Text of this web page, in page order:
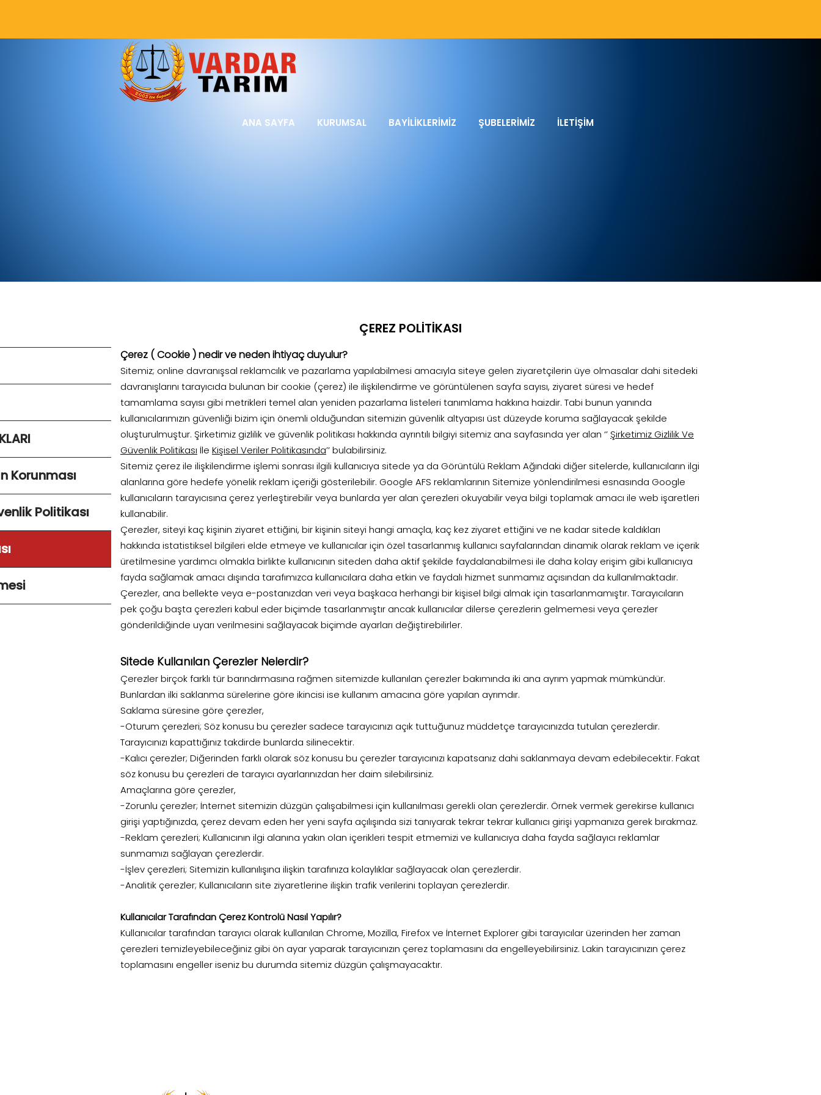
ANA SAYFA KURUMSAL BAYİLİKLERİMİZ ŞUBELERİMİZ İLETİŞİM
Korunması
Politikası
ÇEREZ POLİTİKASI
Çerez ( Cookie ) nedir ve neden ihtiyaç duyulur?
Sitemiz; online davranışsal reklamcılık ve pazarlama yapılabilmesi amacıyla siteye gelen ziyaretçilerin üye olmasalar dahi sitedeki
davranışlarını tarayıcıda bulunan bir cookie (çerez) ile ilişkilendirme ve görüntülenen sayfa sayısı, ziyaret süresi ve hedef
tamamlama sayısı gibi metrikleri temel alan yeniden pazarlama listeleri tanımlama hakkına haizdir. Tabi bunun yanında
kullanıcılarımızın güvenliği bizim için önemli olduğundan sitemizin güvenlik altyapısı üst düzeyde koruma sağlayacak şekilde
oluşturulmuştur. Şirketimiz gizlilik ve güvenlik politikası hakkında ayrıntılı bilgiyi sitemiz ana sayfasında yer alan ‘’ Şirketimiz Gizlilik Ve
Güvenlik Politikası İle Kişisel Veriler Politikasında’’ bulabilirsiniz.
Sitemiz çerez ile ilişkilendirme işlemi sonrası ilgili kullanıcıya sitede ya da Görüntülü Reklam Ağındaki diğer sitelerde, kullanıcıların ilgi
alanlarına göre hedefe yönelik reklam içeriği gösterilebilir. Google AFS reklamlarının Sitemize yönlendirilmesi esnasında Google
kullanıcıların tarayıcısına çerez yerleştirebilir veya bunlarda yer alan çerezleri okuyabilir veya bilgi toplamak amacı ile web işaretleri
kullanabilir.
Çerezler, siteyi kaç kişinin ziyaret ettiğini, bir kişinin siteyi hangi amaçla, kaç kez ziyaret ettiğini ve ne kadar sitede kaldıkları
hakkında istatistiksel bilgileri elde etmeye ve kullanıcılar için özel tasarlanmış kullanıcı sayfalarından dinamik olarak reklam ve içerik
üretilmesine yardımcı olmakla birlikte kullanıcının siteden daha aktif şekilde faydalanabilmesi ile daha kolay erişim gibi kullanıcıya
fayda sağlamak amacı dışında tarafımızca kullanıcılara daha etkin ve faydalı hizmet sunmamız açısından da kullanılmaktadır.
Çerezler, ana bellekte veya e-postanızdan veri veya başkaca herhangi bir kişisel bilgi almak için tasarlanmamıştır. Tarayıcıların
pek çoğu başta çerezleri kabul eder biçimde tasarlanmıştır ancak kullanıcılar dilerse çerezlerin gelmemesi veya çerezler
gönderildiğinde uyarı verilmesini sağlayacak biçimde ayarları değiştirebilirler.
Sitede Kullanılan Çerezler Nelerdir?
Çerezler birçok farklı tür barındırmasına rağmen sitemizde kullanılan çerezler bakımında iki ana ayrım yapmak mümkündür.
Bunlardan ilki saklanma sürelerine göre ikincisi ise kullanım amacına göre yapılan ayrımdır.
Saklama süresine göre çerezler,
-Oturum çerezleri; Söz konusu bu çerezler sadece tarayıcınızı açık tuttuğunuz müddetçe tarayıcınızda tutulan çerezlerdir.
Tarayıcınızı kapattığınız takdirde bunlarda silinecektir.
-Kalıcı çerezler; Diğerinden farklı olarak söz konusu bu çerezler tarayıcınızı kapatsanız dahi saklanmaya devam edebilecektir. Fakat
söz konusu bu çerezleri de tarayıcı ayarlarınızdan her daim silebilirsiniz.
Amaçlarına göre çerezler,
-Zorunlu çerezler; İnternet sitemizin düzgün çalışabilmesi için kullanılması gerekli olan çerezlerdir. Örnek vermek gerekirse kullanıcı
girişi yaptığınızda, çerez devam eden her yeni sayfa açılışında sizi tanıyarak tekrar tekrar kullanıcı girişi yapmanıza gerek bırakmaz.
-Reklam çerezleri; Kullanıcının ilgi alanına yakın olan içerikleri tespit etmemizi ve kullanıcıya daha fayda sağlayıcı reklamlar
sunmamızı sağlayan çerezlerdir.
-İşlev çerezleri; Sitemizin kullanılışına ilişkin tarafınıza kolaylıklar sağlayacak olan çerezlerdir.
-Analitik çerezler; Kullanıcıların site ziyaretlerine ilişkin trafik verilerini toplayan çerezlerdir.
Kullanıcılar Tarafından Çerez Kontrolü Nasıl Yapılır?
Kullanıcılar tarafından tarayıcı olarak kullanılan Chrome, Mozilla, Firefox ve İnternet Explorer gibi tarayıcılar üzerinden her zaman
çerezleri temizleyebileceğiniz gibi ön ayar yaparak tarayıcınızın çerez toplamasını da engelleyebilirsiniz. Lakin tarayıcınızın çerez
toplamasını engeller iseniz bu durumda sitemiz düzgün çalışmayacaktır.